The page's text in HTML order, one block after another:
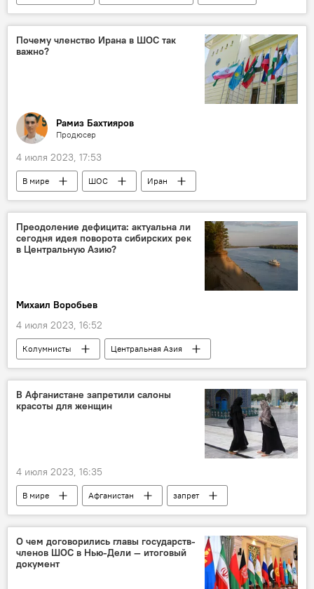
борьба
Обучение
подготовительные курсы
Почему членство Ирана в ШОС так
важно?
Рамиз Бахтияров
Продюсер
4 июля 2023, 17:53
В мире ШОС
Иран
мнение эксперта
Преодоление дефицита: актуальна ли
сегодня идея поворота сибирских рек
в Центральную Азию?
Михаил Воробьев
4 июля 2023, 16:52
Колумнисты
Центральная Азия
вода
река
В Афганистане запретили салоны
красоты для женщин
4 июля 2023, 16:35
В мире Афганистан
запрет
женщины
салон красоты для женщин
О чем договорились главы государств-
членов ШОС в Нью-Дели — итоговый
документ